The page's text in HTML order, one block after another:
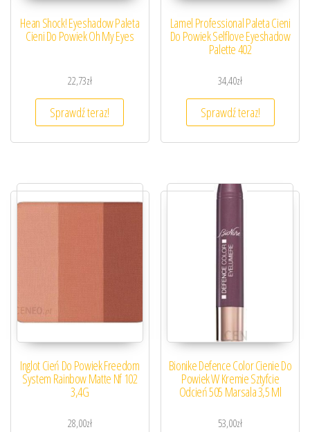
Hean Shock! Eyeshadow Paleta
Cieni Do Powiek Oh My Eyes
22,73zł
Sprawdź teraz!
Lamel Professional Paleta Cieni
Do Powiek Selflove Eyeshadow
Palette 402
34,40zł
Sprawdź teraz!
Inglot Cień Do Powiek Freedom
System Rainbow Matte Nf 102
3,4G
28,00zł
Bionike Defence Color Cienie Do
Powiek W Kremie Sztyfcie
Odcień 505 Marsala 3,5 Ml
53,00zł